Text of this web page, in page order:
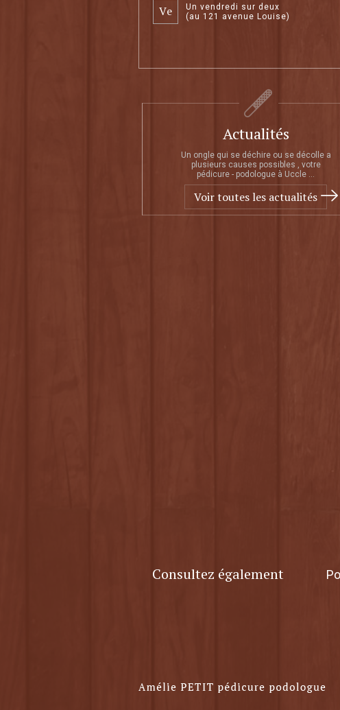
Ve
Un vendredi sur deux
(au 121 avenue Louise)
Actualités
Un ongle qui se déchire ou se décolle a
plusieurs causes possibles , votre
pédicure - podologue à Uccle ...
Voir toutes les actualités
Consultez également